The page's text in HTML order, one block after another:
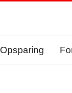
Opsparing